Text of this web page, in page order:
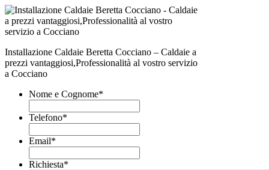
Installazione Caldaie Beretta Cocciano – Caldaie a
prezzi vantaggiosi,Professionalità al vostro servizio
a Cocciano
Nome e Cognome*
Telefono*
Email*
Richiesta*